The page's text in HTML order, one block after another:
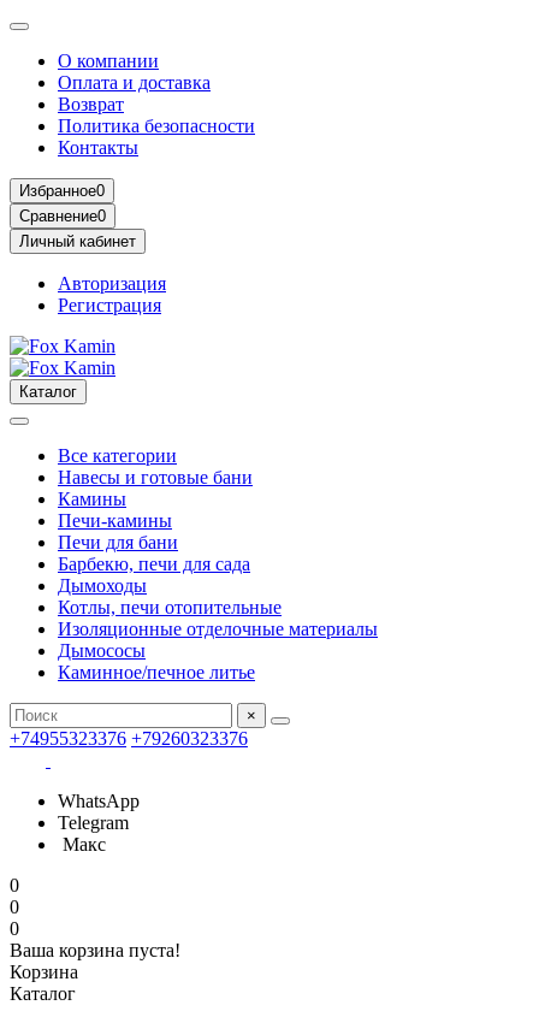
О компании
Оплата и доставка
Возврат
Политика безопасности
Контакты
Избранное0
Сравнение0
Личный кабинет
Авторизация
Регистрация
Каталог
Все категории
Навесы и готовые бани
Камины
Печи-камины
Печи для бани
Барбекю, печи для сада
Дымоходы
Котлы, печи отопительные
Изоляционные отделочные материалы
Дымососы
Каминное/печное литье
×
+74955323376 +79260323376
WhatsApp
Telegram
Макс
0
0
0
Ваша корзина пуста!
Корзина
Каталог